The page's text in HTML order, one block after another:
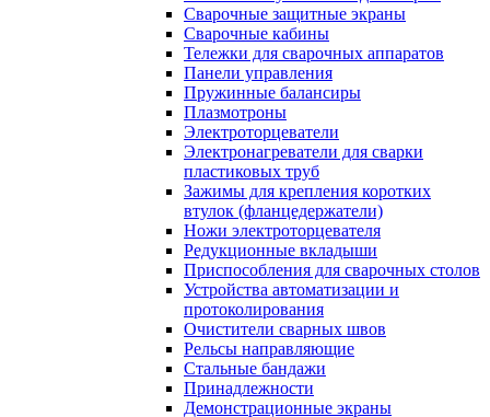
Сварочные защитные экраны
Сварочные кабины
Тележки для сварочных аппаратов
Панели управления
Пружинные балансиры
Плазмотроны
Электроторцеватели
Электронагреватели для сварки
пластиковых труб
Зажимы для крепления коротких
втулок (фланцедержатели)
Ножи электроторцевателя
Редукционные вкладыши
Приспособления для сварочных столов
Устройства автоматизации и
протоколирования
Очистители сварных швов
Рельсы направляющие
Стальные бандажи
Принадлежности
Демонстрационные экраны